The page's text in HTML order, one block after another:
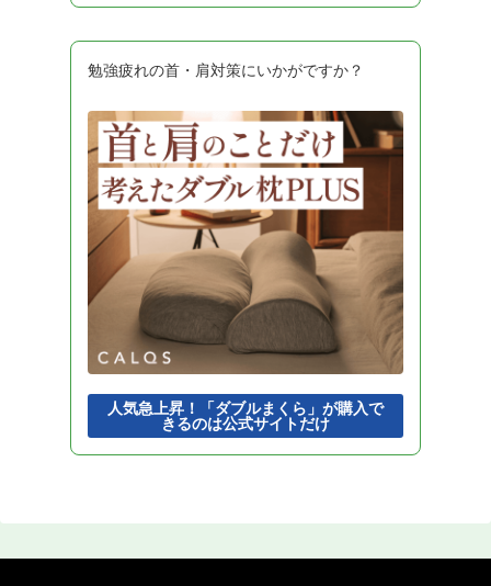
勉強疲れの首・肩対策にいかがですか？
人気急上昇！「ダブルまくら」が購入で
きるのは公式サイトだけ